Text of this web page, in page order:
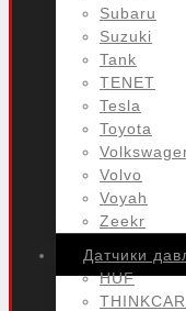
Subaru
Suzuki
Tank
TENET
Tesla
Toyota
Volvo
Voyah
Zeekr
Датчики
HUF
THINKCAR